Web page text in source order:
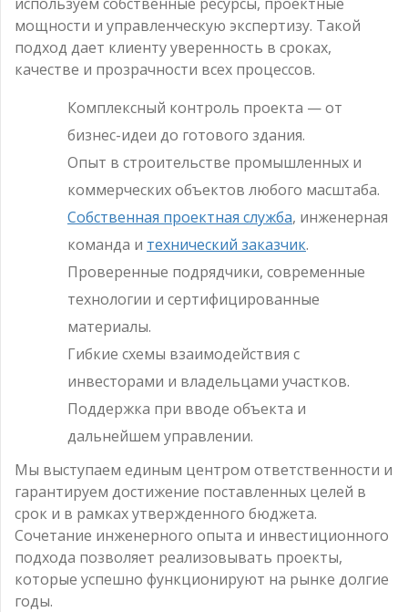
мощности и управленческую экспертизу. Такой
подход дает клиенту уверенность в сроках,
качестве и прозрачности всех процессов.
Комплексный контроль проекта — от
бизнес-идеи до готового здания.
Опыт в строительстве промышленных и
коммерческих объектов любого масштаба.
Собственная проектная служба, инженерная
команда и технический заказчик.
Проверенные подрядчики, современные
технологии и сертифицированные
материалы.
Гибкие схемы взаимодействия с
инвесторами и владельцами участков.
Поддержка при вводе объекта и
дальнейшем управлении.
Мы выступаем единым центром ответственности и
гарантируем достижение поставленных целей в
срок и в рамках утвержденного бюджета.
Сочетание инженерного опыта и инвестиционного
подхода позволяет реализовывать проекты,
которые успешно функционируют на рынке долгие
годы.